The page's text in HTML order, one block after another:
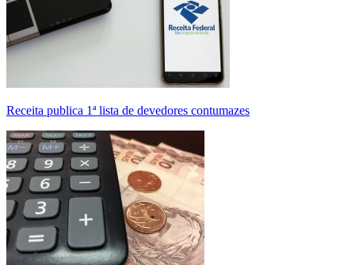
Receita publica 1ª lista de devedores contumazes